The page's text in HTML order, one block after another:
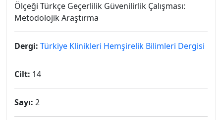
Ölçeği Türkçe Geçerlilik Güvenilirlik Çalışması:
Metodolojik Araştırma
Dergi: Türkiye Klinikleri Hemşirelik Bilimleri Dergisi
Cilt: 14
Sayı: 2